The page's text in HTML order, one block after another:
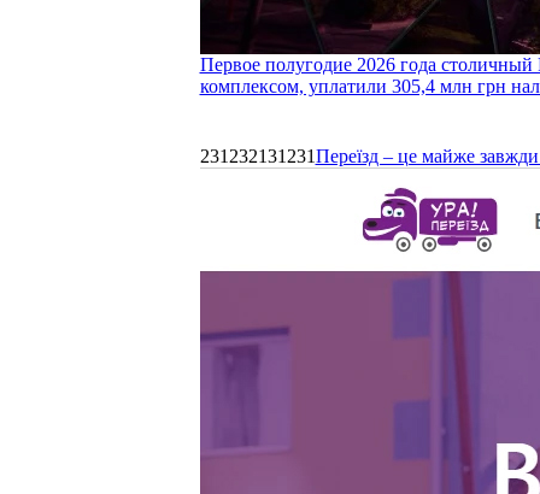
Первое полугодие 2026 года
комплексом, уплатили 305,4 млн грн
231232131231Переїзд – це майже